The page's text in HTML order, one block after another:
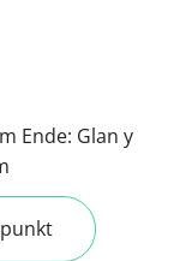
Ende: Glan y